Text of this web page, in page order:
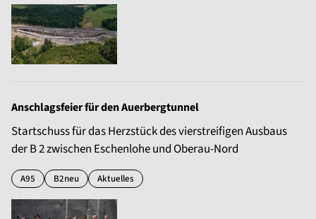
Anschlagsfeier für den Auerbergtunnel
Startschuss für das Herzstück des vierstreifigen Ausbaus
der B 2 zwischen Eschenlohe und Oberau-Nord
A95 B2neu Aktuelles